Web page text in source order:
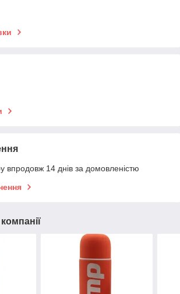
впродовж 14 днів за домовленістю